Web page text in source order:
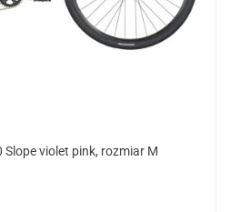
Slope violet pink, rozmiar M